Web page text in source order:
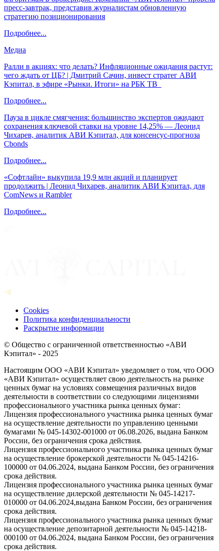
пресс-завтрак, представив журналистам обновленную
стратегию позиционирования
Подробнее...
Медиа
Ралли в акциях: что делать? Инфляционные ожидания растут:
чего ждать от ЦБ? | Дмитрий Сачин, инвест стратег АВИ
Кэпитал, в эфире «Рынки. Итоги» на РБК ТВ
Подробнее...
Пауза в цикле смягчения: большинство экспертов ожидают
сохранения ключевой ставки на уровне 14,25% — Леонид
Чихарев, аналитик АВИ Кэпитал, для консенсус-прогноза
Cbonds
Подробнее...
«Софтлайн» выкупила 19,9 млн акций и планирует
продолжить | Леонид Чихарев, аналитик АВИ Кэпитал, для
ComNews и Rambler
Подробнее...
Cookies
Политика конфиденциальности
Раскрытие информации
© Общество с ограниченной ответственностью «АВИ
Кэпитал» - 2025
Настоящим ООО «АВИ Кэпитал» уведомляет о том, что ООО
«АВИ Кэпитал» осуществляет свою деятельность на рынке
ценных бумаг на условиях совмещения различных видов
деятельности в соответствии со следующими лицензиями
профессионального участника рынка ценных бумаг:
Лицензия профессионального участника рынка ценных бумаг
на осуществление деятельности по управлению ценными
бумагами № 045-14302-001000 от 06.08.2026, выдана Банком
России, без ограничения срока действия.
Лицензия профессионального участника рынка ценных бумаг
на осуществление брокерской деятельности № 045-14216-
100000 от 04.06.2024, выдана Банком России, без ограничения
срока действия.
Лицензия профессионального участника рынка ценных бумаг
на осуществление дилерской деятельности № 045-14217-
010000 от 04.06.2024,выдана Банком России, без ограничения
срока действия.
Лицензия профессионального участника рынка ценных бумаг
на осуществление депозитарной деятельности № 045-14218-
000100 от 04.06.2024, выдана Банком России, без ограничения
срока действия.